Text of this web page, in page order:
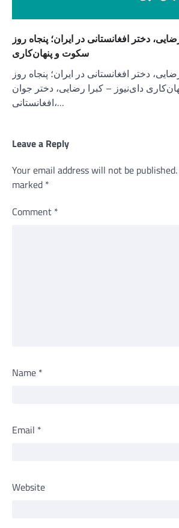
دختر افغانستانی در ایران؛ پنجاه روز
سکوت و پنهان‌کاری
دختر افغانستانی در ایران؛ پنجاه روز
دای‌نیوز – کبرا رضایی، دختر جوان
افغانستانی،…
Leave a Reply
Your email address will not be published.
marked *
Comment *
Name *
Email *
Website